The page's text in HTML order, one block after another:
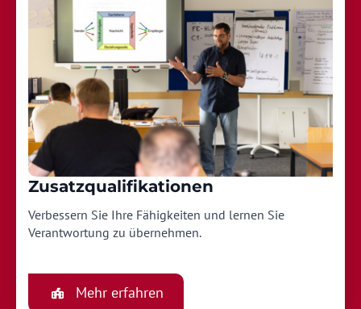
Zusatzqualifikationen
Verbessern Sie Ihre Fähigkeiten und lernen Sie
Verantwortung zu übernehmen.
Mehr erfahren